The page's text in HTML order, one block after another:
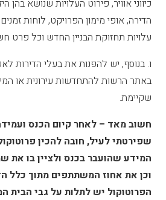
כיווני אוויר, פירוט העלויות שנושא
הדירה, אופי מימון הפרויקט, לוחות
עלויות תחזוקת הבניין החדש וכל פרט
ו. בנוסף, יש להפנות את בעלי הדירות
באתר הרשות להתחדשות עירונית או
שקיימת.
חשוב מאד – לאחר קיום הכנס
שפירטתי לעיל, חובה להכין
המידע שהועבר בכנס ולציין בו
וכן את אחוז המשתתפים מתוך כלל
הפרוטוקול יש לתלות על גבי הבית